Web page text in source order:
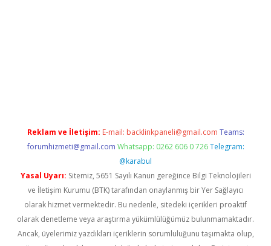
Reklam ve İletişim: E-mail: backlinkpaneli@gmail.com Teams:
forumhizmeti@gmail.com Whatsapp: 0262 606 0 726 Telegram:
@karabul
Yasal Uyarı: Sitemiz, 5651 Sayılı Kanun gereğince Bilgi Teknolojileri
ve İletişim Kurumu (BTK) tarafından onaylanmış bir Yer Sağlayıcı
olarak hizmet vermektedir. Bu nedenle, sitedeki içerikleri proaktif
olarak denetleme veya araştırma yükümlülüğümüz bulunmamaktadır.
Ancak, üyelerimiz yazdıkları içeriklerin sorumluluğunu taşımakta olup,